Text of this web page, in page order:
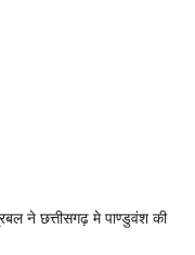
ने छत्तीसगढ़ मे पाण्डुवंश की